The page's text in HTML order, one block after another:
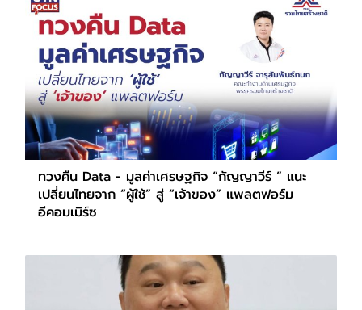
ทวงคืน Data - มูลค่าเศรษฐกิจ “กัญญาวีร์ ” แนะ
เปลี่ยนไทยจาก “ผู้ใช้” สู่ “เจ้าของ” แพลตฟอร์ม
อีคอมเมิร์ซ